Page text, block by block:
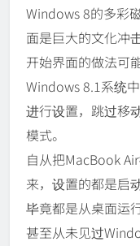
Windows 8的多彩
面是巨大的文化冲
开始界面的做法可
Windows 8.1系统
进行设置，跳过移
模式。
自从把MacBook
来，设置的都是启
毕竟都是从桌面运
甚至从未见过